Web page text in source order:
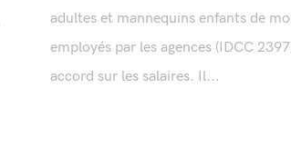
adultes et mannequins enfants de
employés par les agences (IDCC
accord sur les salaires. Il...